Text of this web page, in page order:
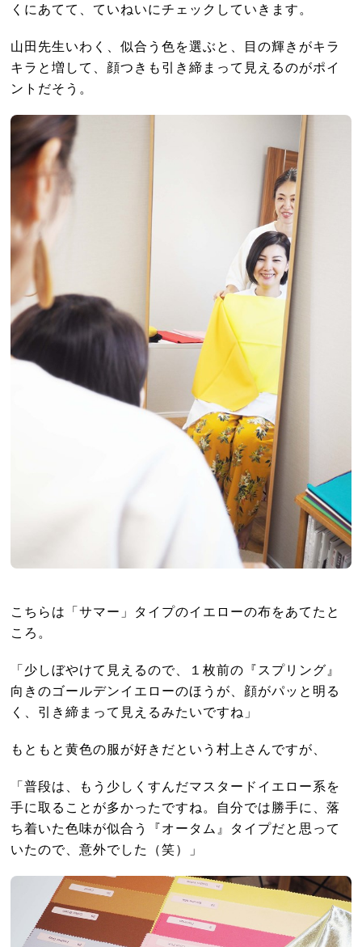
くにあてて、ていねいにチェックしていきます。
山田先生いわく、似合う色を選ぶと、目の輝きがキラ
キラと増して、顔つきも引き締まって見えるのがポイ
ントだそう。
こちらは「サマー」タイプのイエローの布をあてたと
ころ。
「少しぼやけて見えるので、１枚前の『スプリング』
向きのゴールデンイエローのほうが、顔がパッと明る
く、引き締まって見えるみたいですね」
もともと黄色の服が好きだという村上さんですが、
「普段は、もう少しくすんだマスタードイエロー系を
手に取ることが多かったですね。自分では勝手に、落
ち着いた色味が似合う『オータム』タイプだと思って
いたので、意外でした（笑）」